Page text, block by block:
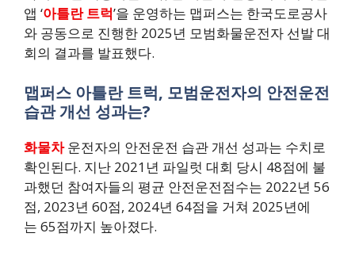
앱 ‘아틀란 트럭’을 운영하는 맵퍼스는 한국도로공사
와 공동으로 진행한 2025년 모범화물운전자 선발 대
회의 결과를 발표했다.
맵퍼스 아틀란 트럭, 모범운전자의 안전운전
습관 개선 성과는?
화물차운전자의 안전운전 습관 개선 성과는 수치로
확인된다. 지난 2021년 파일럿 대회 당시 48점에 불
과했던 참여자들의 평균 안전운전점수는 2022년 56
점, 2023년 60점, 2024년 64점을 거쳐 2025년에
는 65점까지 높아졌다.